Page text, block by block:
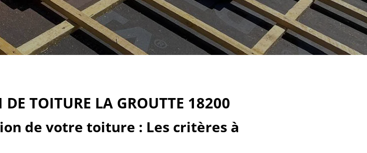
TOITURE LA GROUTTE 18200
de votre toiture : Les critères à